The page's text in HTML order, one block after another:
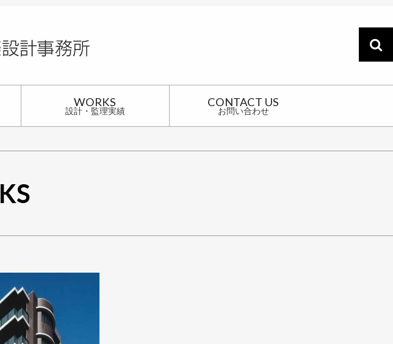
WORKS
設計・監理実績
CONTACT US
お問い合わせ